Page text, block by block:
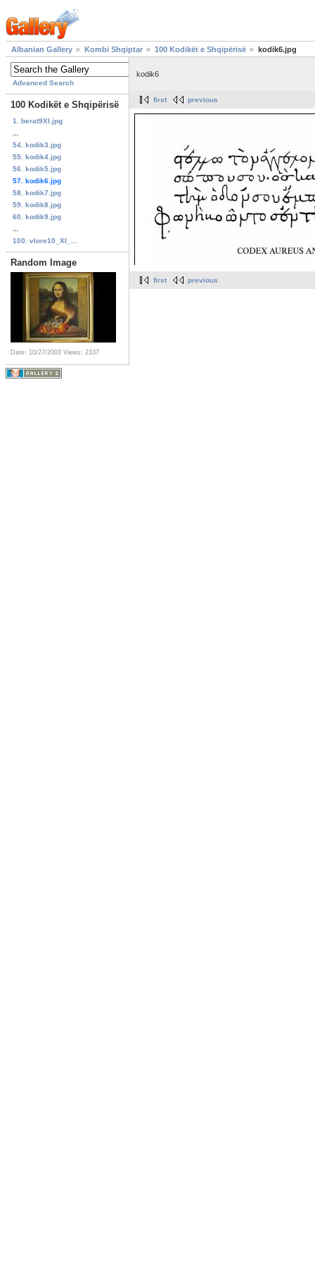
Albanian Gallery Kombi Shqiptar 100 Kodikët e Shqipërisë kodik6.jpg
Advanced Search
100 Kodikët e Shqipërisë
1. berat9XI.jpg
54. kodik3.jpg
55. kodik4.jpg
56. kodik5.jpg
57. kodik6.jpg
58. kodik7.jpg
59. kodik8.jpg
60. kodik9.jpg
100. vlore10_XI_...
Random Image
Date: 10/27/2003 Views: 2337
kodik6
first previous
first previous